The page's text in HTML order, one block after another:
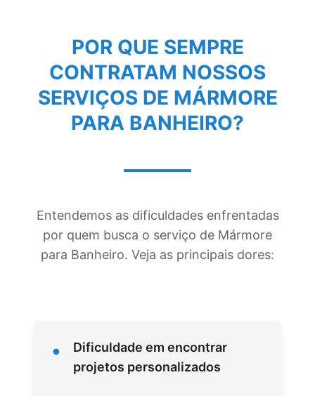
POR QUE SEMPRE
CONTRATAM NOSSOS
SERVIÇOS DE MÁRMORE
PARA BANHEIRO?
Entendemos as dificuldades enfrentadas
por quem busca o serviço de Mármore
para Banheiro. Veja as principais dores:
•
Dificuldade em encontrar
projetos personalizados